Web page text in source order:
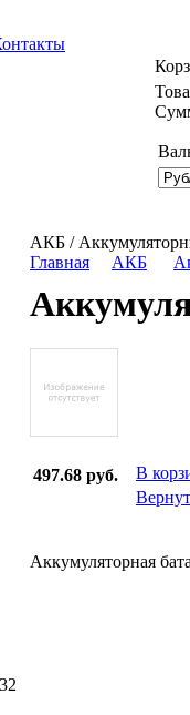
АКБ /
Главная
АКБ
497.68 руб.
В
Аккумуляторная